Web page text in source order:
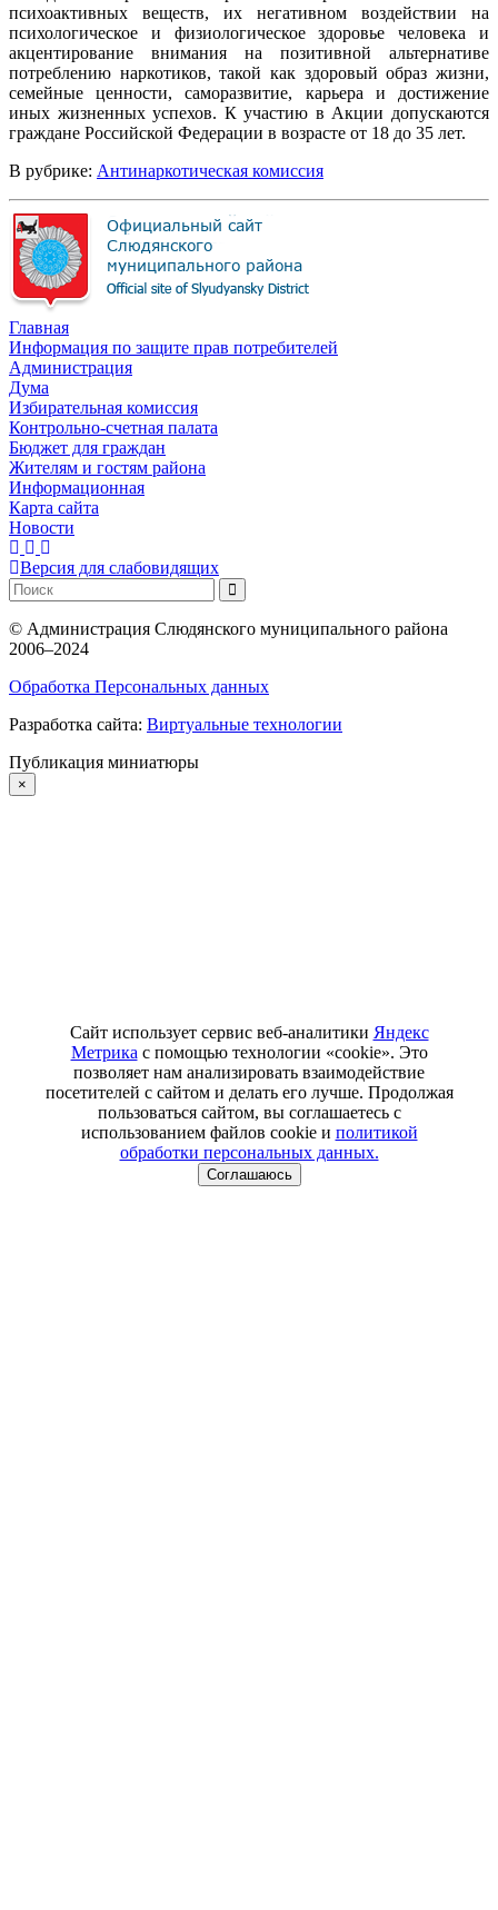
психоактивных веществ, их негативном воздействии на
психологическое и физиологическое здоровье человека и
акцентирование внимания на позитивной альтернативе
потреблению наркотиков, такой как здоровый образ жизни,
семейные ценности, саморазвитие, карьера и достижение
иных жизненных успехов. К участию в Акции допускаются
граждане Российской Федерации в возрасте от 18 до 35 лет.
В рубрике: Антинаркотическая комиссия
Главная
Информация по защите прав потребителей
Администрация
Дума
Избирательная комиссия
Контрольно-счетная палата
Бюджет для граждан
Жителям и гостям района
Информационная
Карта сайта
Новости
Версия для слабовидящих
© Администрация Слюдянского муниципального района
2006–2024
Обработка Персональных данных
Разработка сайта: Виртуальные технологии
Публикация миниатюры
×
Сайт использует сервис веб-аналитики Яндекс
Метрика с помощью технологии «cookie». Это
позволяет нам анализировать взаимодействие
посетителей с сайтом и делать его лучше. Продолжая
пользоваться сайтом, вы соглашаетесь с
использованием файлов cookie и политикой
обработки персональных данных.
Соглашаюсь